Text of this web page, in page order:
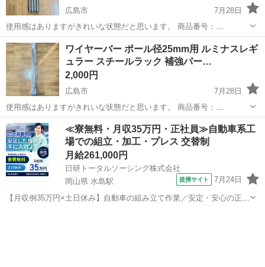
広島市
7月28日
使用感はありますがきれいな状態だと思います。 商品番号：
46cm(ADD-P2545) 定価：3,560円（4本） 4本セットです。 メタルラ
ック ワイヤーシェルフ ルミナス（Luminous） ...
広島 広島市 収納家具 ポール
ワイヤーバー ポール径25mm用 ルミナスレギ
ュラー スチールラック 補強パー…
2,000円
広島市
7月28日
使用感はありますがきれいな状態だと思います。 商品番号：
121.5cm(WBL120SL) 定価：2,180円（1本） 4本セットです。 メタル
ラック ワイヤーシェルフ ルミナス（Luminous...
広島 広島市 収納家具 ルミナス
≪寮無料・月収35万円・正社員≫自動車系工
場での組立・加工・プレス 交替制
月給261,000円
日研トータルソーシング株式会社
岡山県 水島駅
提携サイト 7月24日
【月収例35万円×土日休み】自動車の組み立て作業／安定・安心の正社